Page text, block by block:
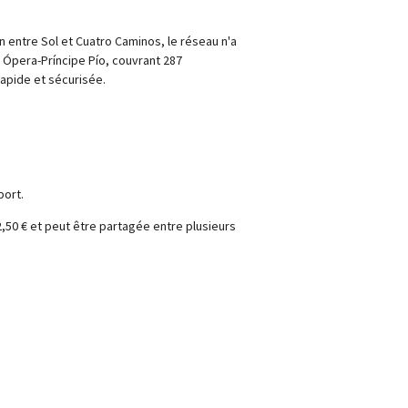
Sol et Cuatro Caminos, le réseau n'a
Príncipe Pío, couvrant 287
et sécurisée.
€ et peut être partagée entre plusieurs